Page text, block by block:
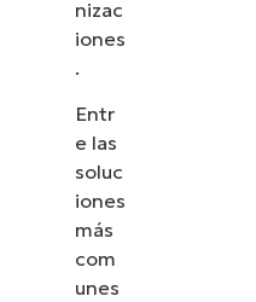
nizac
iones
.
Entr
e las
soluc
iones
más
com
unes